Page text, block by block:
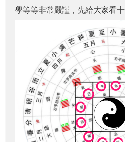
學等等非常嚴謹，先給大家看